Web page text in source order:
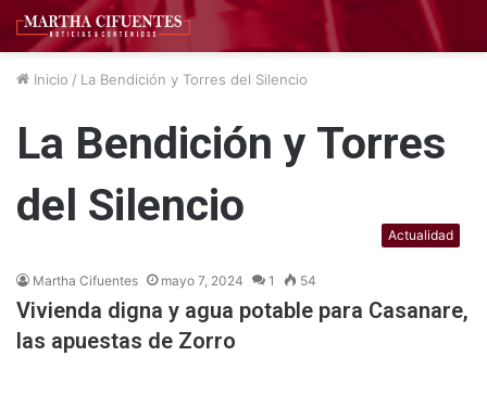
Inicio / La Bendición y Torres del Silencio
La Bendición y Torres
del Silencio
Actualidad
Martha Cifuentes mayo 7, 2024 1 54
Vivienda digna y agua potable para Casanare,
las apuestas de Zorro